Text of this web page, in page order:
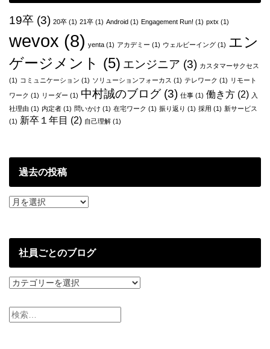
る
こ
19卒 (3) 20卒 (1) 21卒 (1) Android (1) Engagement Run! (1) pxtx (1)
wevox (8) yenta (1) アカデミー (1) ウェルビーイング (1) エン
ゲージメント (5) エンジニア (3) カスタマーサクセス
(1) コミュニケーション (1) ソリューションフォーカス (1) テレワーク (1) リモート
ワーク (1) リーダー (1) 中村誠のブログ(3) 仕事 (1) 働き方 (2) 入
社理由 (1) 内定者 (1) 問いかけ (1) 在宅ワーク (1) 振り返り (1) 採用 (1) 新サービス
(1) 新卒１年目 (2) 自己理解 (1)
過去の投稿
過
投
社員ごとのブログ
社
ご
と